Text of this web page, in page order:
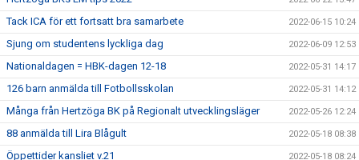
Tack ICA för ett fortsatt bra samarbete 2022-06-15 10:24
Sjung om studentens lyckliga dag 2022-06-09 12:53
Nationaldagen = HBK-dagen 12-18 2022-05-31 14:17
126 barn anmälda till Fotbollsskolan 2022-05-31 14:12
Många från Hertzöga BK på Regionalt utvecklingsläger 2022-05-26 12:24
88 anmälda till Lira Blågult 2022-05-18 08:38
Öppettider kansliet v.21 2022-05-18 08:24